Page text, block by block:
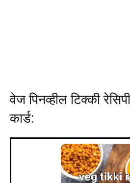
वेज पिनव्हील टिक्की
कार्ड: